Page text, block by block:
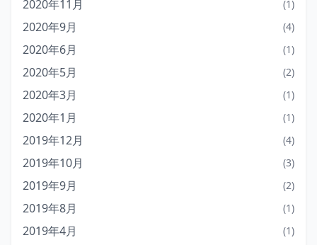
2020年11月 (1)
2020年9月 (4)
2020年6月 (1)
2020年5月 (2)
2020年3月 (1)
2020年1月 (1)
2019年12月 (4)
2019年10月 (3)
2019年9月 (2)
2019年8月 (1)
2019年4月 (1)